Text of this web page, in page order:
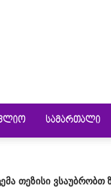
ᲡᲐᲛᲐᲠᲗᲐᲚᲘ
თეზისი